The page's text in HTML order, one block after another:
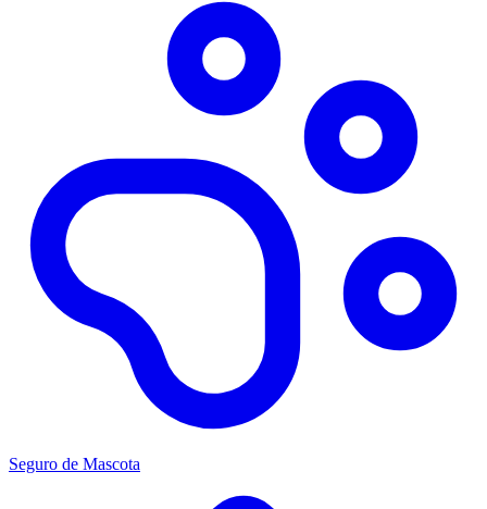
Seguro de Mascota